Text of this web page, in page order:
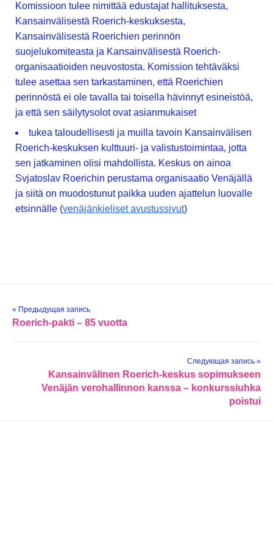
Komissioon tulee nimittää edustajat hallituksesta,
Kansainvälisestä Roerich-keskuksesta,
Kansainvälisestä Roerichien perinnön
suojelukomiteasta ja Kansainvälisestä Roerich-
organisaatioiden neuvostosta. Komission tehtäväksi
tulee asettaa sen tarkastaminen, että Roerichien
perinnöstä ei ole tavalla tai toisella hävinnyt esineistöä,
ja että sen säilytysolot ovat asianmukaiset
tukea taloudellisesti ja muilla tavoin Kansainvälisen
Roerich-keskuksen kulttuuri- ja valistustoimintaa, jotta
sen jatkaminen olisi mahdollista. Keskus on ainoa
Svjatoslav Roerichin perustama organisaatio Venäjällä
ja siitä on muodostunut paikka uuden ajattelun luovalle
etsinnälle (venäjänkieliset avustussivut)
« Предыдущая запись
Roerich-pakti – 85 vuotta
Следующая запись »
Kansainvälinen Roerich-keskus sopimukseen
Venäjän verohallinnon kanssa – konkurssiuhka
poistui